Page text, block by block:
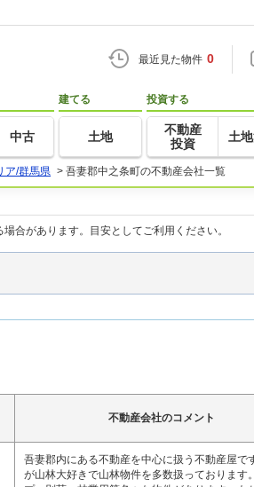
最近見た物件 0
中古
建てる
土地
投資する
不動産
投資
土
ア/群馬県 > 吾妻郡中之条町の不動産会社一覧
合があります。目安としてご利用ください。
不動産会社のコメント
吾妻郡内にある不動産を中心に扱う不動産屋で
が山林大好きで山林物件を多数扱っております